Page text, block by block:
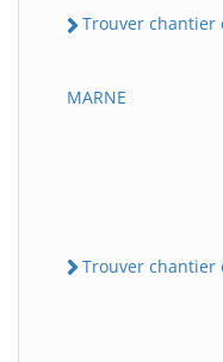
Trouver chantier
MARNE
Trouver chantier